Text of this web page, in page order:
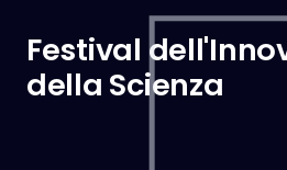
Festival
della Scienza